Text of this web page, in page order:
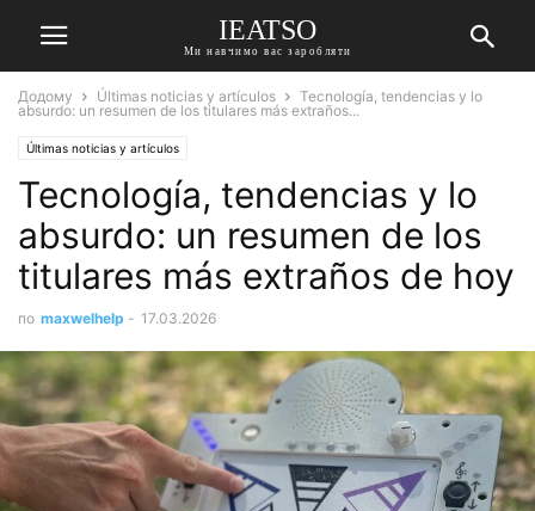
IEATSO
Ми навчимо вас заробляти
Додому Últimas noticias y artículos
Tecnología, tendencias y lo
absurdo: un resumen de los titulares más extraños...
Últimas noticias y artículos
Tecnología, tendencias y lo
absurdo: un resumen de los
titulares más extraños de hoy
по maxwelhelp - 17.03.2026